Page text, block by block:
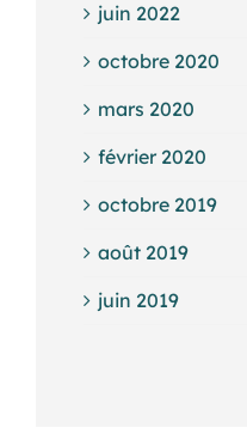
juin 2022
octobre 2020
mars 2020
février 2020
octobre 2019
août 2019
juin 2019